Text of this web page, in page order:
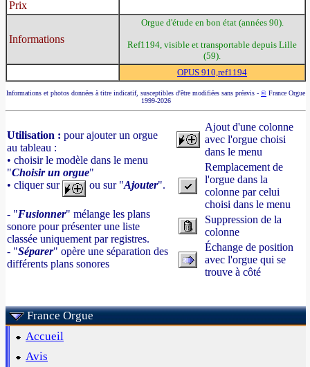
Prix
Informations
Orgue d'étude en bon état (années 90).
Ref1194, visible et transportable depuis Lille
(59).
OPUS 910,ref1194
Informations et photos données à titre indicatif, susceptibles d'être modifiées sans préavis - © France Orgue
1999-2026
Utilisation : pour ajouter un orgue
au tableau :
• choisir le modèle dans le menu
"Choisir un orgue"
• cliquer sur
ou sur "Ajouter".
- "Fusionner" mélange les plans
sonore pour présenter une liste
classée uniquement par registres.
- "Séparer" opère une séparation des
différents plans sonores
Ajout d'une colonne
avec l'orgue choisi
dans le menu
Remplacement de
l'orgue dans la
colonne par celui
choisi dans le menu
Suppression de la
colonne
Échange de position
avec l'orgue qui se
trouve à côté
France Orgue
Accueil
Avis